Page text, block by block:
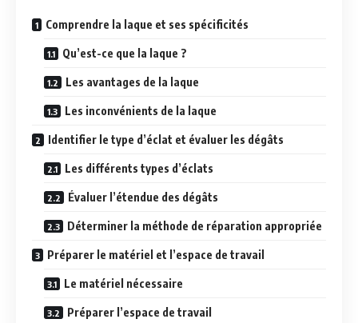
Comprendre la laque et ses spécificités
Qu’est-ce que la laque ?
Les avantages de la laque
Les inconvénients de la laque
Identifier le type d’éclat et évaluer les dégâts
Les différents types d’éclats
Évaluer l’étendue des dégâts
Déterminer la méthode de réparation appropriée
Préparer le matériel et l’espace de travail
Le matériel nécessaire
Préparer l’espace de travail